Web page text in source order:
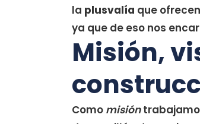
la plusvalía que
ya que de eso nos
Misión,
Como misión